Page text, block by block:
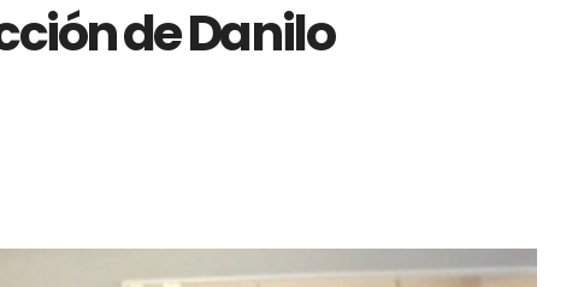
de Danilo